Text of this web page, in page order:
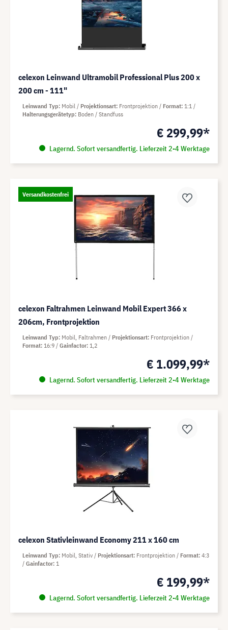
celexon Leinwand Ultramobil Professional Plus 200 x
200 cm - 111"
€ 299,99*
Lagernd. Sofort versandfertig. Lieferzeit 2-4 Werktage
Leinwand Typ Mobil Projektionsart Frontprojektion Format 1:1
Halterungsgerätetyp Boden / Standfuss
Versandkostenfrei
celexon Faltrahmen Leinwand Mobil Expert 366 x
206cm, Frontprojektion
€ 1.099,99*
Lagernd. Sofort versandfertig. Lieferzeit 2-4 Werktage
Leinwand Typ Mobil, Faltrahmen Projektionsart Frontprojektion
Format 16:9 Gainfactor 1,2
celexon Stativleinwand Economy 211 x 160 cm
€ 199,99*
Lagernd. Sofort versandfertig. Lieferzeit 2-4 Werktage
Leinwand Typ Mobil, Stativ Projektionsart Frontprojektion Format 4:3
Gainfactor 1